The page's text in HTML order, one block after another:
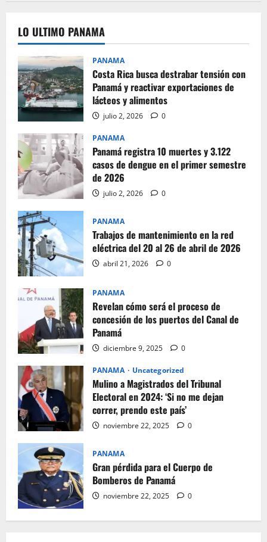
LO ULTIMO PANAMA
PANAMA
Costa Rica busca destrabar tensión con
Panamá y reactivar exportaciones de
lácteos y alimentos
julio 2, 2026 0
PANAMA
Panamá registra 10 muertes y 3.122
casos de dengue en el primer semestre
de 2026
julio 2, 2026 0
PANAMA
Trabajos de mantenimiento en la red
eléctrica del 20 al 26 de abril de 2026
abril 21, 2026 0
PANAMA
Revelan cómo será el proceso de
concesión de los puertos del Canal de
Panamá
diciembre 9, 2025 0
PANAMA Uncategorized
Mulino a Magistrados del Tribunal
Electoral en 2024: ‘Si no me dejan
correr, prendo este país’
noviembre 22, 2025 0
PANAMA
Gran pérdida para el Cuerpo de
Bomberos de Panamá
noviembre 22, 2025 0